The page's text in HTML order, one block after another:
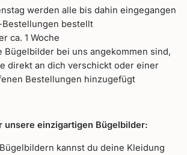
werden alle bis dahin eingegangen
bestellt
ca. 1 Woche
Bügelbilder bei uns angekommen sind,
direkt an dich verschickt oder einer
Bestellungen hinzugefügt
unsere einzigartigen Bügelbilder:
kannst du deine Kleidung